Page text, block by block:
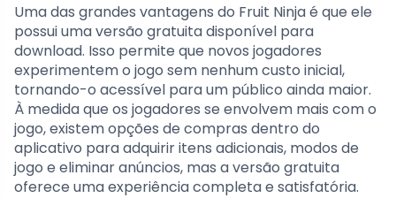
Uma das grandes vantagens do Fruit Ninja é que ele
possui uma versão gratuita disponível para
download. Isso permite que novos jogadores
experimentem o jogo sem nenhum custo inicial,
tornando-o acessível para um público ainda maior.
À medida que os jogadores se envolvem mais com o
jogo, existem opções de compras dentro do
aplicativo para adquirir itens adicionais, modos de
jogo e eliminar anúncios, mas a versão gratuita
oferece uma experiência completa e satisfatória.